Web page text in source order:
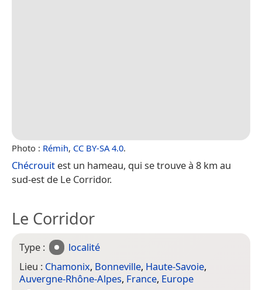
Photo : Rémih, CC BY-SA 4.0.
Chécrouit est un hameau, qui se trouve à 8 km au
sud-est de Le Corridor.
Le Corridor
Type :
localité
Lieu : Chamonix, Bonneville, Haute-Savoie,
Auvergne-Rhône-Alpes, France, Europe